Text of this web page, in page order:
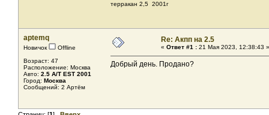
терракан 2,5 2001г
aptemq
Новичок
Offline
Возраст: 47
Расположение: Москва
Авто: 2.5 A/T EST 2001
Город: Москва
Сообщений: 2 Артём
Re: Акпп на 2.5
« Ответ #1 : 21 Мая 2023, 12:38:43 »
Добрый день. Продано?